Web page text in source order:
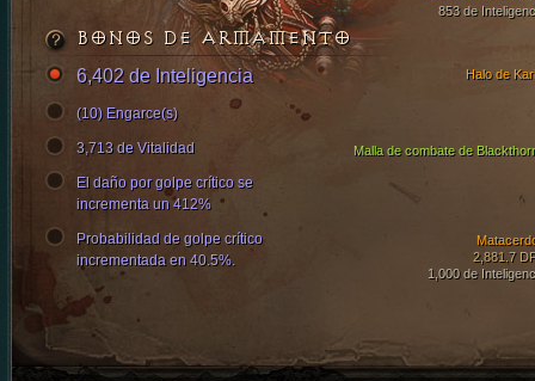
853 de
Malla de combate de
2,881.7
1,000 de
Halo de
BONOS DE ARMAMENTO
6,402 de Inteligencia
(10) Engarce(s)
3,713 de Vitalidad
El daño por golpe crítico se
incrementa un 412%
Probabilidad de golpe crítico
incrementada en 40.5%.